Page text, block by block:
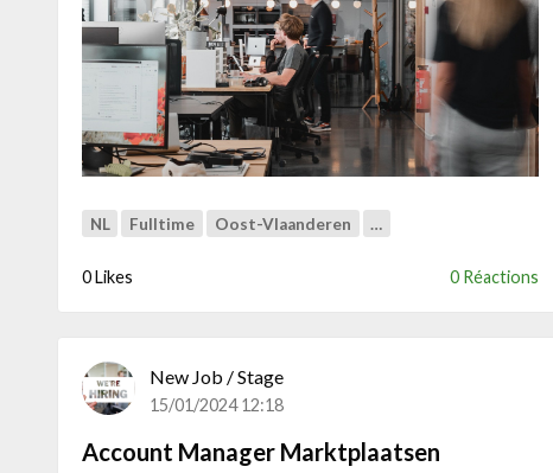
a
e
n
v
NL Fulltime Oost-Vlaanderen …
0 Likes 0 Réactions
New Job / Stage
15/01/2024 12:18
Account Manager Marktplaatsen